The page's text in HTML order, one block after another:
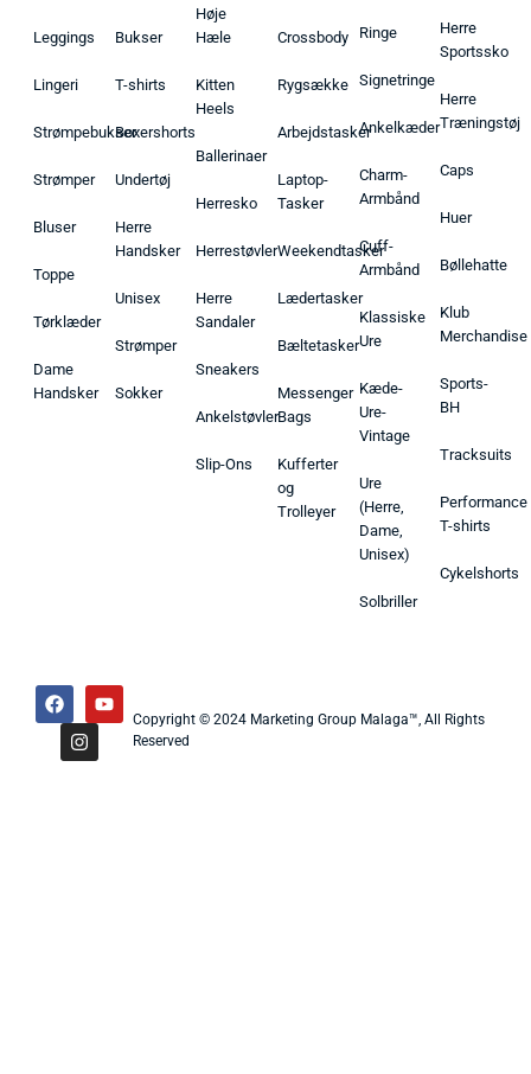
Leggings
Lingeri
Strømpebukser
Strømper
Bluser
Toppe
Tørklæder
Dame
Handsker
Bukser
T-shirts
Boxershorts
Undertøj
Herre
Handsker
Unisex
Strømper
Sokker
Høje
Hæle
Kitten
Heels
Ballerinaer
Herresko
Herrestøvler
Herre
Sandaler
Sneakers
Ankelstøvler
Slip-Ons
Crossbody
Rygsække
Arbejdstasker
Laptop-
Tasker
Weekendtasker
Lædertasker
Bæltetasker
Messenger
Bags
Kufferter
og
Trolleyer
Ringe
Signetringe
Ankelkæder
Charm-
Armbånd
Cuff-
Armbånd
Klassiske
Ure
Kæde-
Ure-
Vintage
Ure
(Herre,
Dame,
Unisex)
Solbriller
Herre
Sportssko
Herre
Træningstøj
Caps
Huer
Bøllehatte
Klub
Merchandise
Sports-
BH
Tracksuits
Performance
T-shirts
Cykelshorts
Copyright © 2024 Marketing Group Malaga™, All Rights
Reserved